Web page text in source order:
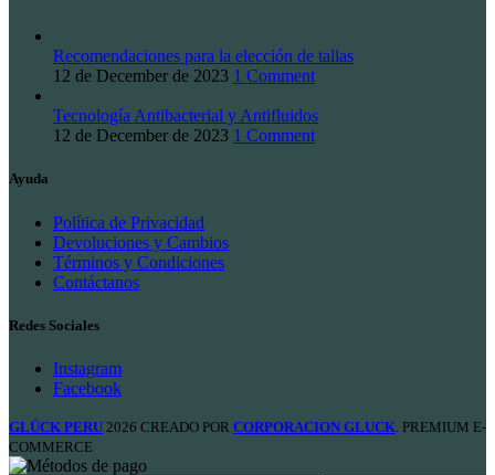
Recomendaciones para la elección de tallas
12 de December de 2023 1 Comment
Tecnología Antibacterial y Antifluidos
12 de December de 2023 1 Comment
Ayuda
Política de Privacidad
Devoluciones y Cambios
Términos y Condiciones
Contáctanos
Redes Sociales
Instagram
Facebook
GLÜCK PERU 2026 CREADO POR CORPORACION GLUCK . PREMIUM E-
COMMERCE